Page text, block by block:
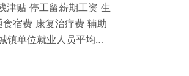
津贴 停工留薪期工资 生
宿费 康复治疗费 辅助
镇单位就业人员平均工
。 2，假设，本人工